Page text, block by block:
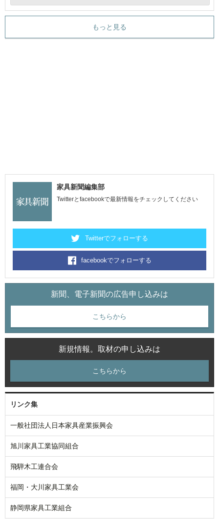
もっと見る
家具新聞編集部
Twitterとfacebookで最新情報をチェックしてください
Twitterでフォローする
facebookでフォローする
新聞、電子新聞の広告申し込みは
こちらから
新規情報。取材の申し込みは
こちらから
リンク集
一般社団法人日本家具産業振興会
旭川家具工業協同組合
飛騨木工連合会
福岡・大川家具工業会
静岡県家具工業組合